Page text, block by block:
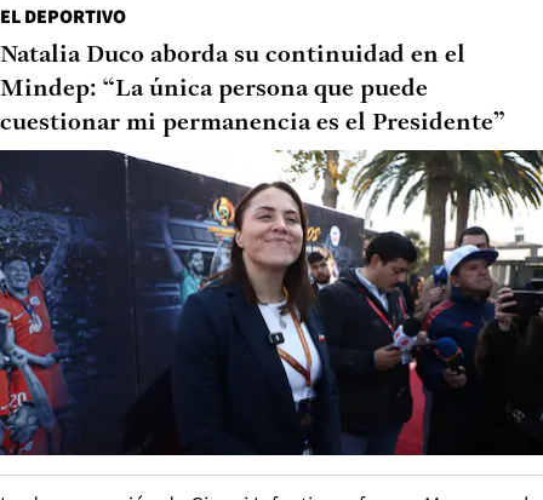
EL DEPORTIVO
Natalia Duco aborda su continuidad en el
Mindep: “La única persona que puede
cuestionar mi permanencia es el Presidente”